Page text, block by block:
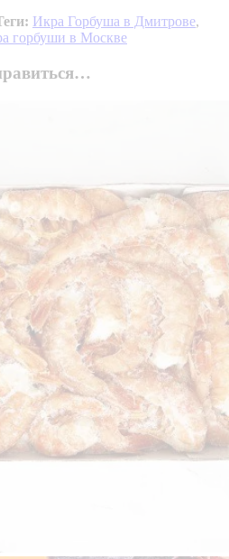
Икра Горбуша в Дмитрове,
горбуши в Москве